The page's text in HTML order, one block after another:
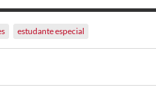
estudante especial